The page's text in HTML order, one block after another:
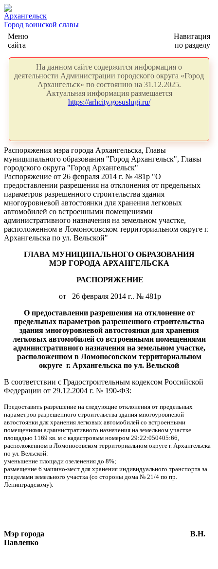
Архангельск
Город воинской славы
Меню
сайта
Навигация
по разделу
На данном сайте содержится информация о
деятельности Администрации городского округа «Город
Архангельск» по состоянию на 31.12.2025.
Актуальная информация размещается
https://arhcity.gosuslugi.ru/
Распоряжения мэра города Архангельска, Главы
муниципального образования "Город Архангельск", Главы
городского округа "Город Архангельск"
Распоряжение от 26 февраля 2014 г. № 481р "О
предоставлении разрешения на отклонения от предельных
параметров разрешенного строительства здания
многоуровневой автостоянки для хранения легковых
автомобилей со встроенными помещениями
административного назначения на земельном участке,
расположенном в Ломоносовском территориальном округе г.
Архангельска по ул. Вельской"
ГЛАВА МУНИЦИПАЛЬНОГО ОБРАЗОВАНИЯ
МЭР ГОРОДА АРХАНГЕЛЬСКА
РАСПОРЯЖЕНИЕ
от
26 февраля 2014 г.. № 481р
О предоставлении разрешения на отклонение от
предельных параметров разрешенного строительства
здания многоуровневой автостоянки для хранения
легковых автомобилей со встроенными помещениями
административного назначения на земельном участке,
расположенном в Ломоносовском территориальном
округе г. Архангельска по ул. Вельской
В соответствии с Градостроительным кодексом Российской
Федерации от 29.12.2004 г. № 190-ФЗ:
Предоставить разрешение на следующие отклонения от предельных
параметров разрешенного строительства здания многоуровневой
автостоянки для хранения легковых автомобилей со встроенными
помещениями административного назначения на земельном участке
площадью 1169 кв. м с кадастровым номером 29:22:050405:66,
расположенном в Ломоносовском территориальном округе г. Архангельска
по ул. Вельской:
уменьшение площади озеленения до 8%;
размещение 6 машино-мест для хранения индивидуального транспорта за
пределами земельного участка (со стороны дома № 21/4 по пр.
Ленинградскому).
Мэр города В.Н.
Павленко